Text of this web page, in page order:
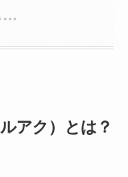
アク）とは？